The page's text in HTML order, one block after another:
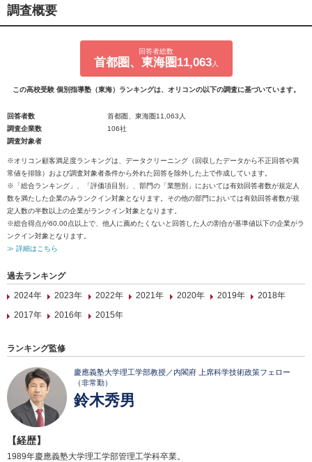
調査概要
回答者総数
首都圏、東海圏11,063人
この高校受験 個別指導塾（東海）ランキングは、オリコンの以下の調査に基づいています。
回答者数
首都圏、東海圏11,063人
調査企業数
106社
調査対象者
※オリコン顧客満足度ランキングは、データクリーニング（回収したデータから不正回答や異
常値を排除）および調査対象者条件から外れた回答を除外した上で作成しています。
※「総合ランキング」、「評価項目別」、部門の「業態別」においては有効回答者数が規定人
数を満たした企業のみランクイン対象となります。その他の部門においては有効回答者数が規
定人数の半数以上の企業がランクイン対象となります。
※総合得点が60.00点以上で、他人に薦めたくないと回答した人の割合が基準値以下の企業がラ
ンクイン対象となります。
≫ 詳細はこちら
過去ランキング
2024年
2023年 2022年 2021年 2020年 2019年
2018年
2017年
2016年 2015年
ランキング監修
慶應義塾大学理工学部教授／内閣府 上席科学技術政策フェロー
（非常勤）
鈴木秀男
【経歴】
1989年慶應義塾大学理工学部管理工学科卒業。